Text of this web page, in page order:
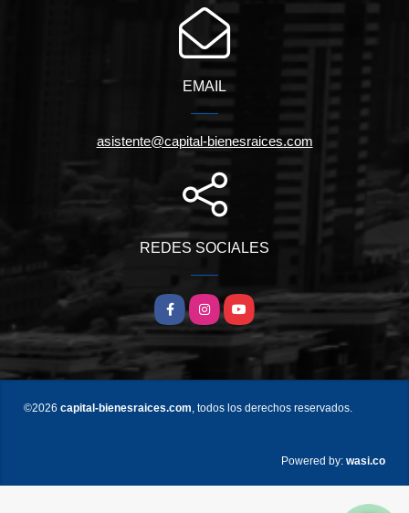
EMAIL
asistente@capital-bienesraices.com
REDES SOCIALES
FacebookInstagramYouTube
©2026 capital-bienesraices.com, todos los derechos reservados.
Powered by: wasi.co